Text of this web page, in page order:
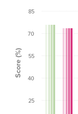
Score (%)
25
40
55
70
85